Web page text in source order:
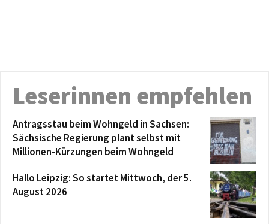
Leserinnen empfehlen
Antragsstau beim Wohngeld in Sachsen:
Sächsische Regierung plant selbst mit
Millionen-Kürzungen beim Wohngeld
Hallo Leipzig: So startet Mittwoch, der 5.
August 2026